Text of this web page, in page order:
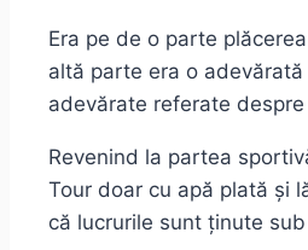
Era pe de o parte
altă parte era o
adevărate referate
Revenind la partea
Tour doar cu apă plată și
că lucrurile sunt ținute